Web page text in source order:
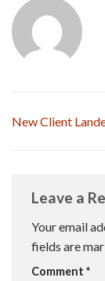
New Client
Leave a
Your email
fields are
Comment *